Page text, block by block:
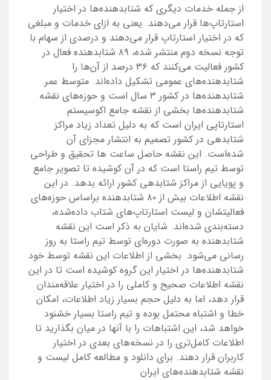
از جمله خدمات دیگری که شتابدهنده‌ها در اختیار
استارتاپ‌ها قرار می‌دهند. یعنی به ازای خدمات و مبلغی
که در اختیار استارتاپ قرار می‌دهند و درصدی از سهام با
توجه نسخه دوم منتشر شده، ۸۹ شتابدهنده فعال در
کشور فعالیت می‌کنند که ۳۶ درصد از آن‌ها را
شتابدهنده‌های عمومی تشکیل داده‌اند. متوسط عمر
شتابدهنده‌ها در کشور ۳ سال است و حوزه‌های نقشه
شتابدهنده‌ها بخشی از نقشه جامع اکوسیستم
استارتاپی ایران است که به دلیل تعداد زیاد مراکز
شتابدهی در کشور تصمیم به انتشار مجزای آن
شده‌است. این نقشه حاصل ساعت ‌ها تحقیق و طراحی
توسط تیم راستا است که در آن کوشیده تا تصویر جامع
و پویایی از مراکز شتابدهی کشور ارائه بدهد. در این
نقشه اطلاعات بیش از ۸۰ شتابدهنده براساس حوزه‌های
فعالیتشان و لیست استارتاپ‎‌های شتاب داده‌شده،
دسته‌بندی شده‌اند. شایان به ذکر است این نقشه
شتابدهنده به صورت دوره‌ای توسط تیم راستا به روز
رسانی می‌شود. بخشی از اطلاعات این نقشه توسط خود
شتابدهنده‌ها در اختیار این گروه کوشیده است تا در این
نقشه اطلاعات صحیح و کاملی را در اختیار علاقه‌مندان
قرار دهد، اما به دلیل حجم بسیار زیاد اطلاعات، امکان
خطا و اشتباه محتمل بوده و تیم راستا بسیار خشنود
خواهد شد، این اشتباهات را با آنها در میان بگذارید تا
اطلاعات کامل‌تری را در نسخه‌های بعدی در اختیار
کاربران قرار دهند. برای دانلود و مطالعه کامل لیست و
نقشه شتابدهنده‌های ایران